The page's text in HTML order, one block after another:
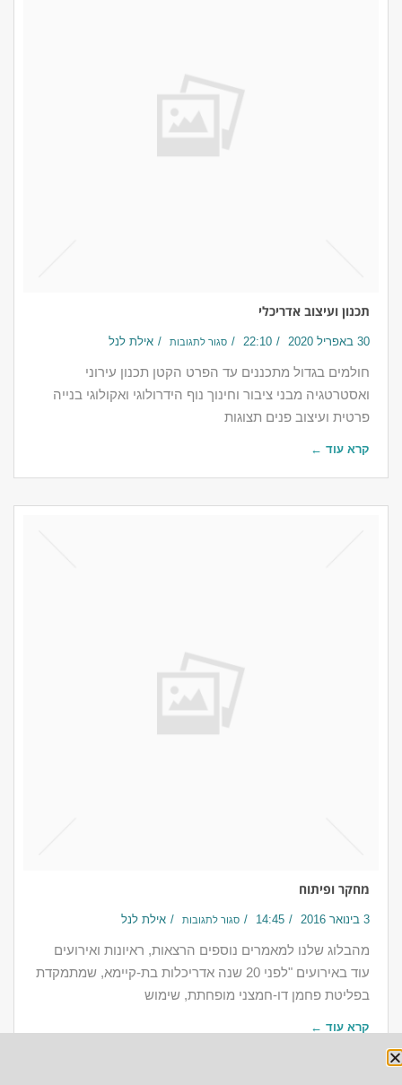
תכנון ועיצוב אדריכלי
30 באפריל 2020 22:10 סגור לתגובות אילת לנל
חולמים בגדול​ מתכננים עד הפרט הקטן תכנון עירוני
ואסטרטגיה מבני ציבור וחינוך נוף הידרולוגי ואקולוגי בנייה
פרטית ועיצוב פנים תצוגות
קרא עוד ←
מחקר ופיתוח
3 בינואר 2016 14:45 סגור לתגובות אילת לנל
מהבלוג שלנו למאמרים נוספים הרצאות, ראיונות ואירועים
עוד באירועים "לפני 20 שנה אדריכלות בת-קיימא, שמתמקדת
בפליטת פחמן דו-חמצני מופחתת, שימוש
קרא עוד ←